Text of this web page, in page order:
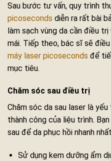
Sau bước tư vấn, quy trình
picoseconds diễn ra rất bài
làm sạch vùng da cần điều
mái. Tiếp theo, bác sĩ sẽ
máy laser picoseconds để
mục tiêu.
Chăm sóc sau điều trị
Chăm sóc da sau laser là
thành công của liệu trình.
sau để da phục hồi nhanh
Sử dụng kem dưỡng ẩm